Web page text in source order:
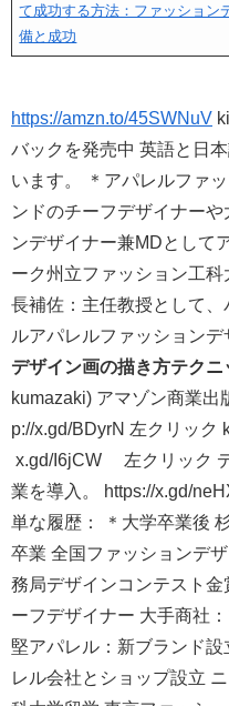
て成功する方法：ファッション
備と成功
https://amzn.to/45SWNuV
バックを発売中 英語と日
います。 ＊アパレルファ
ンドのチーフデザイナー
ンデザイナー兼MDとして
ーク州立ファッション工
長補佐：主任教授として
ルアパレルファッションデ
デザイン画の描き方テクニ
kumazaki) アマゾン商業
p://x.gd/BDyrN 左クリ
x.gd/I6jCW 左クリック
業を導入。 https://x.gd/
単な履歴： ＊大学卒業後
卒業 全国ファッションデ
務局デザインコンテスト
ーフデザイナー 大手商社
堅アパレル：新ブランド
レル会社とショップ設立